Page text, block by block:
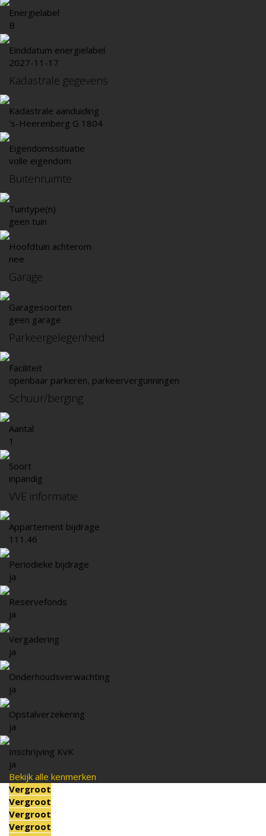
Energielabel
B
Einddatum energielabel
2027-11-17
Kadastrale gegevens
Kadastrale aanduiding
's-Heerenberg G 1804
Eigendomssituatie
volle eigendom
Buitenruimte
Tuintype(n)
geen tuin
Hoofdtuin achterom
nee
Garage
Garagesoorten
geen garage
Parkeergelegenheid
Faciliteit
openbaar parkeren, parkeervergunningen
Schuur/berging
Aantal
1
Soort
inpandig
VVE informatie
Appartement bijdrage
111.46
Periodieke bijdrage
ja
Reservefonds
ja
Vergadering
ja
Onderhoudsverwachting
ja
Opstalverzekering
ja
Inschrijving KvK
ja
Bekijk alle kenmerken
Vergroot
Vergroot
Vergroot
Vergroot